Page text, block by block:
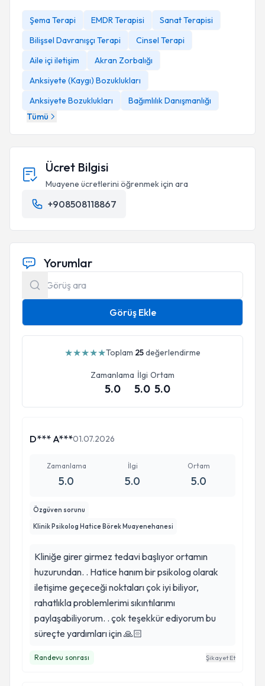
Şema Terapi EMDR Terapisi
Sanat Terapisi
Bilişsel Davranışçı Terapi
Cinsel Terapi
Aile içi iletişim
Akran Zorbalığı
Anksiyete (Kaygı) Bozuklukları
Anksiyete Bozuklukları
Bağımlılık Danışmanlığı
Tümü
Ücret Bilgisi
Muayene ücretlerini öğrenmek için ara
+908508118867
Yorumlar
Görüş Ekle
★★★★★Toplam 25değerlendirme
Zamanlama
5.0
İlgi
5.0
Ortam
5.0
D*** A***01.07.2026
Zamanlama
5.0
İlgi
5.0
Ortam
5.0
Özgüven sorunu
Klinik Psikolog Hatice Börek Muayenehanesi
Kliniğe girer girmez tedavi başlıyor ortamın
huzurundan. . Hatice hanım bir psikolog olarak
iletişime geçeceği noktaları çok iyi biliyor,
rahatlıkla problemlerimi sıkıntılarımı
paylaşabiliyorum. . çok teşekkür ediyorum bu
süreçte yardımları için 🙏🏻
Randevu sonrası Şikayet Et